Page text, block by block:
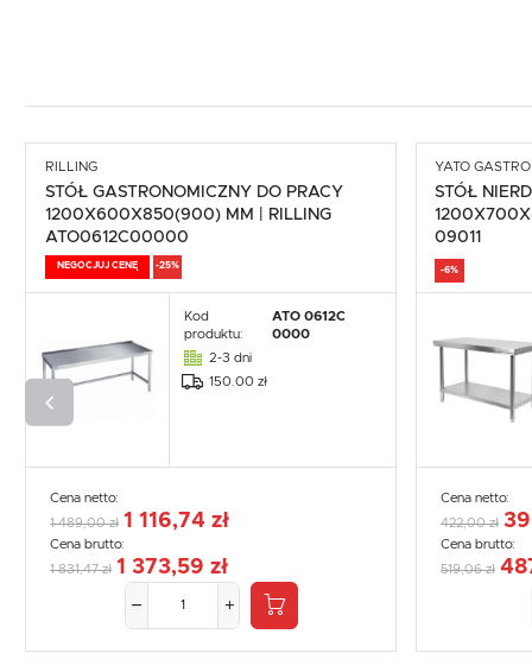
RILLING
STÓŁ GASTRONOMICZNY DO PRACY
1200X600X850(900) MM | RILLING
ATO0612C00000
NEGOCJUJ CENĘ -25%
Kod
produktu:
ATO 0612C
0000
2-3 dni
150.00 zł
Cena netto:
1 489,00 zł 1 116,74 zł
Cena brutto:
1 831,47 zł 1 373,59 zł
YATO GASTRO
STÓŁ
09011
-6%
Cena netto:
422,00 zł
Cena brutto:
519,06 zł